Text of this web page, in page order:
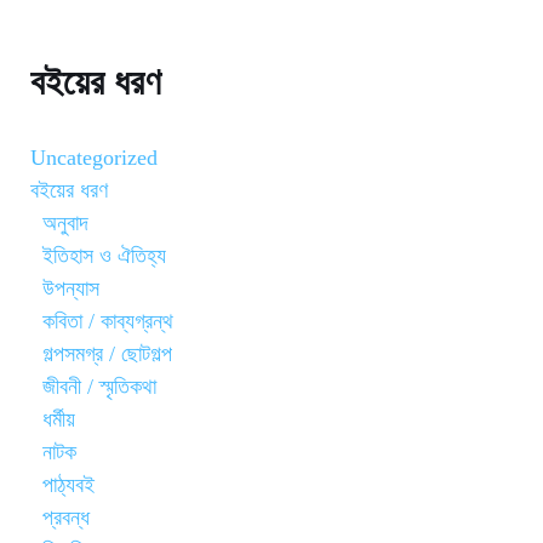
বইয়ের ধরণ
Uncategorized
বইয়ের ধরণ
অনুবাদ
ইতিহাস ও ঐতিহ্য
উপন্যাস
কবিতা / কাব্যগ্রন্থ
গল্পসমগ্র / ছোটগল্প
জীবনী / স্মৃতিকথা
ধর্মীয়
নাটক
পাঠ্যবই
প্রবন্ধ